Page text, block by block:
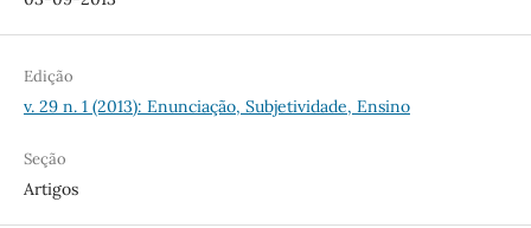
Edição
v. 29 n. 1 (2013): Enunciação, Subjetividade, Ensino
Seção
Artigos